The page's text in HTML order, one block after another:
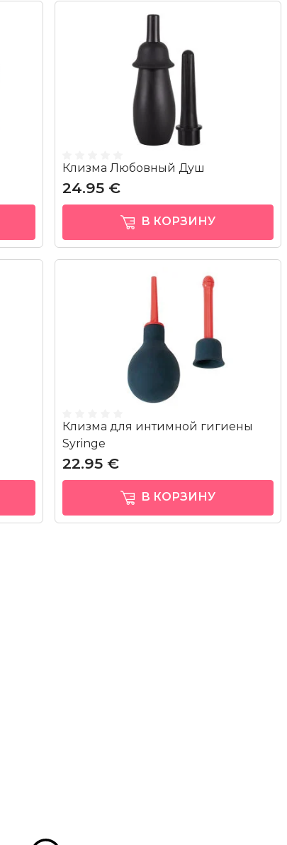
Клизма Любовный Душ
24.95 €
В КОРЗИНУ
Клизма для интимной гигиены
Syringe
22.95 €
В КОРЗИНУ